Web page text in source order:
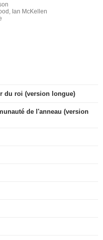
Ian McKellen
du roi (version longue)
de l'anneau (version